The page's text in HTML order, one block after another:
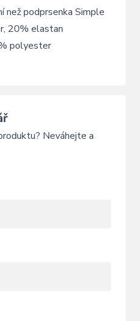
než podprsenka Simple
20% elastan
polyester
Neváhejte a